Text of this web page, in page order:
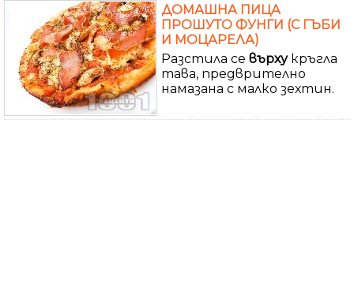
ДОМАШНА ПИЦА
ПРОШУТО ФУНГИ (С ГЪБИ
И МОЦАРЕЛА)
Разстила се върхукръгла
тава, предврително
намазана с малко зехтин.